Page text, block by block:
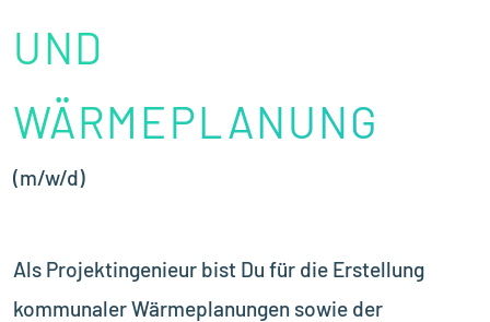
UND
WÄRMEPLANUNG
(m/w/d)
Als Projektingenieur bist Du für die Erstellung
kommunaler Wärmeplanungen sowie der